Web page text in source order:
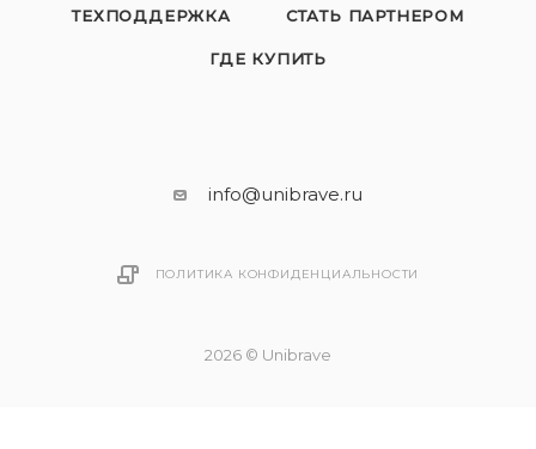
ТЕХПОДДЕРЖКА СТАТЬ ПАРТНЕРОМ
ГДЕ КУПИТЬ
info@unibrave.ru
ПОЛИТИКА КОНФИДЕНЦИАЛЬНОСТИ
2026 © Unibrave